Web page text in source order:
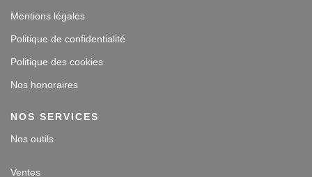
Mentions légales
Politique de confidentialité
Politique des cookies
Nos honoraires
NOS SERVICES
Nos outils
Ventes